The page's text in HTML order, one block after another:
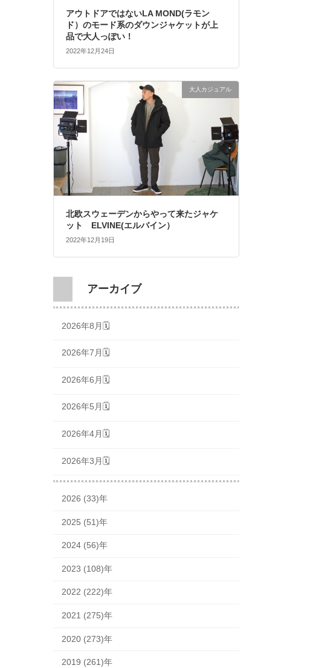
アウトドアではないLA MOND(ラモン
ド）のモード系のダウンジャケットが上
品で大人っぽい！
2022年12月24日
大人カジュアル
北欧スウェーデンからやって来たジャケ
ット ELVINE(エルバイン）
2022年12月19日
アーカイブ
2026年8月🗓
2026年7月🗓
2026年6月🗓
2026年5月🗓
2026年4月🗓
2026年3月🗓
2026 (33)年
2025 (51)年
2024 (56)年
2023 (108)年
2022 (222)年
2021 (275)年
2020 (273)年
2019 (261)年